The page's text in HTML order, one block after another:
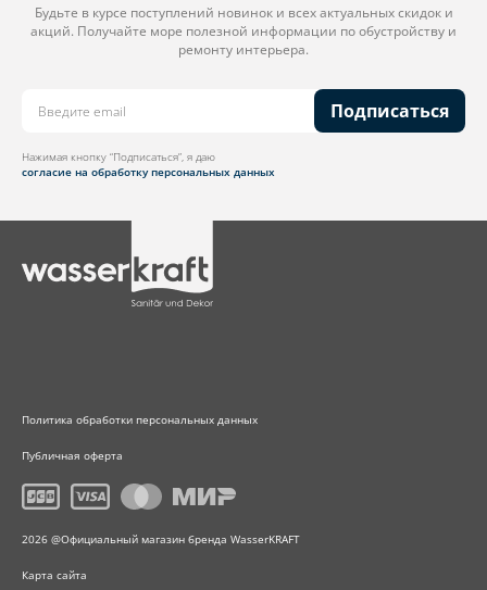
Будьте в курсе поступлений новинок и всех актуальных скидок и
акций. Получайте море полезной информации по обустройству и
ремонту интерьера.
Подписаться
Нажимая кнопку “Подписаться”, я даю
согласие на обработку персональных данных
Политика обработки персональных данных
Публичная оферта
2026 @Официальный магазин бренда WasserKRAFT
Карта сайта